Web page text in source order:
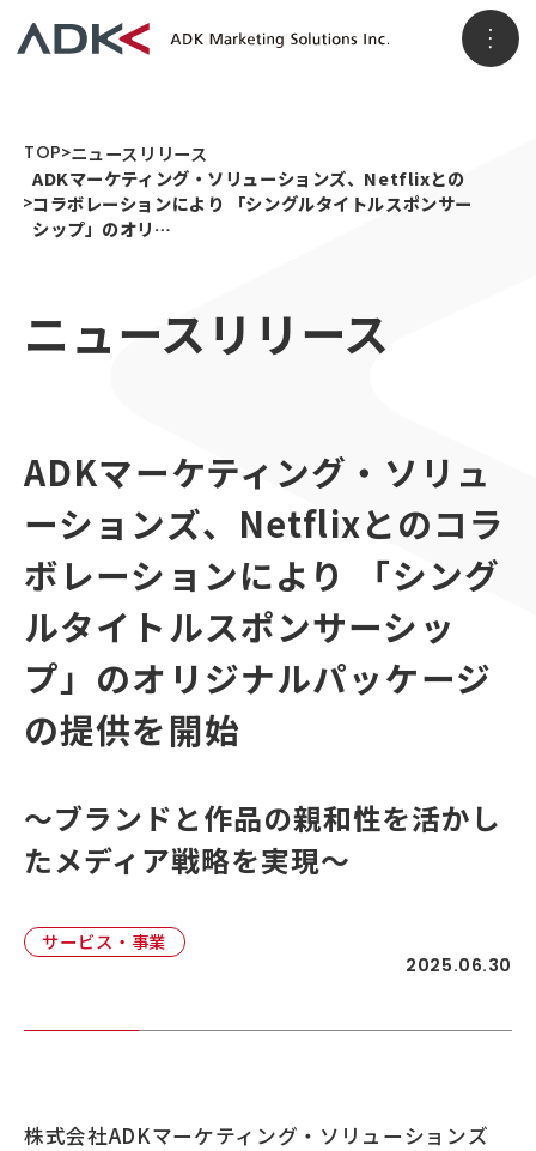
ホーム
会社概要
アクセス
事業情報
3つのソリューション領域
顧客接点マネジメント
顧客体験デザイン
ADKの独自性
企画力・クリエイティビティ
統合ソリューション
ニュースリリース
採用情報
TOP ニュースリリース
ADKマーケティング・ソリューションズ、Netflixとの
コラボレーションにより 「シングルタイトルスポンサー
シップ」のオリ…
ニュースリリース
ADKマーケティング・ソリュ
ーションズ、Netflixとのコラ
ボレーションにより 「シング
ルタイトルスポンサーシッ
プ」のオリジナルパッケージ
の提供を開始
～ブランドと作品の親和性を活かし
たメディア戦略を実現～
サービス・事業
2025.06.30
株式会社ADKマーケティング・ソリューションズ